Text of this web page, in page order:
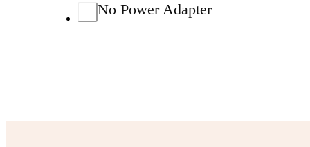
No Power Adapter